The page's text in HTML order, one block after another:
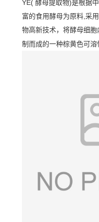
YE( 酵母提取物)是根据
富的食用酵母为原料,采
物高新技术，将酵母细胞
制而成的一种棕黄色可